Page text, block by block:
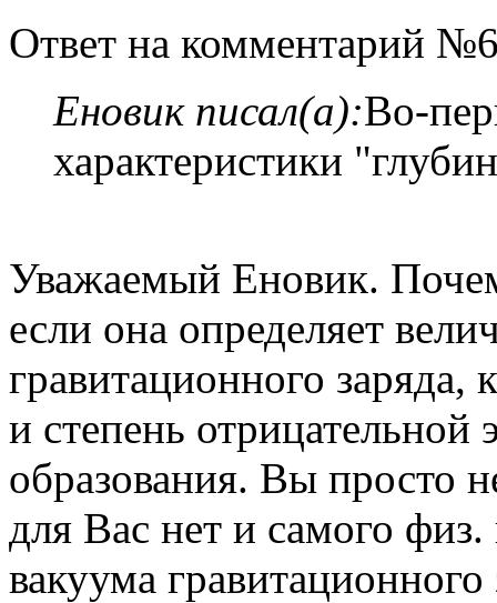
Ответ на комментарий
Еновик писал(а):Во-
характеристики
Уважаемый Еновик.
если она определяет
гравитационного заряда,
и степень отрицательной
образования. Вы просто
для Вас нет и самого
вакуума гравитационного